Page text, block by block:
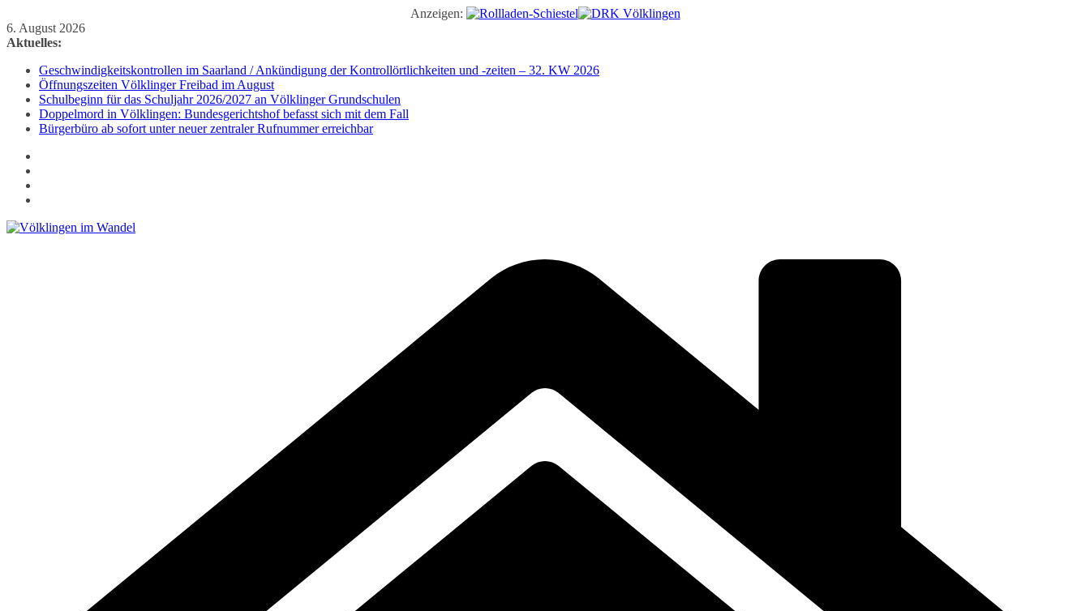
Anzeigen:
Zum
Inhalt
6. August 2026
Aktuelles:
Geschwindigkeitskontrollen im Saarland / Ankündigung der Kontrollörtlichkeiten und -zeiten – 32. KW 2026
Öffnungszeiten Völklinger Freibad im August
Schulbeginn für das Schuljahr 2026/2027 an Völklinger Grundschulen
Doppelmord in Völklingen: Bundesgerichtshof befasst sich mit dem Fall
Bürgerbüro ab sofort unter neuer zentraler Rufnummer erreichbar